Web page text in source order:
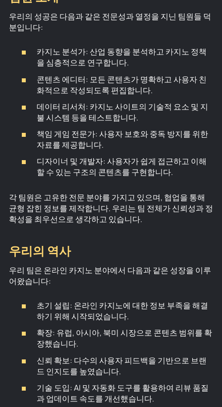
우리의 성공은 다음과 같은 전문성과 열정을 지닌 팀원들 덕
분입니다:
카지노 분석가: 산업 동향을 분석하고 카지노 정책
을 심층적으로 연구합니다.
콘텐츠 에디터: 모든 콘텐츠가 명확하고 사용자 친
화적으로 작성되도록 편집합니다.
데이터 리서처: 카지노 사이트의 기술적 요소 및 지
불 시스템 등을 테스트합니다.
책임 게임 전문가: 사용자 보호와 중독 방지를 위한
자료를 제공합니다.
디자이너 및 개발자: 사용자가 쉽게 접근하고 이해
할 수 있는 구조의 콘텐츠를 구현합니다.
각 팀원은 고유한 전문 분야를 가지고 있으며, 협업을 통해
균형 잡힌 정보를 제작합니다. 우리는 팀 전체가 신뢰성과 정
확성을 최우선으로 생각하고 있습니다.
우리의 역사
우리 팀은 온라인 카지노 분야에서 다음과 같은 성장을 이루
어왔습니다:
초기 설립: 온라인 카지노에 대한 정보 부족을 해결
하기 위해 시작되었습니다.
확장: 유럽, 아시아, 북미 시장으로 콘텐츠 범위를 확
장했습니다.
신뢰 확보: 다수의 사용자 피드백을 기반으로 브랜
드 인지도를 높였습니다.
기술 도입: AI 및 자동화 도구를 활용하여 리뷰 품질
과 업데이트 속도를 개선했습니다.